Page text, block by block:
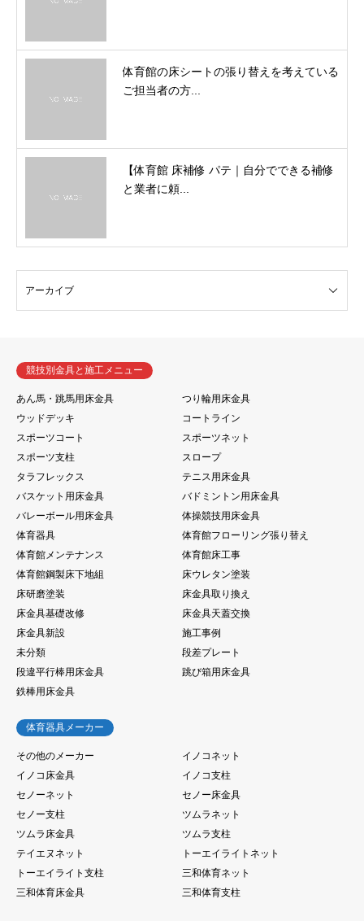
体育館の床シートの張り替えを考えている
ご担当者の方...
【体育館 床補修 パテ｜自分でできる補修
と業者に頼...
競技別金具と施工メニュー
あん馬・跳馬用床金具
つり輪用床金具
ウッドデッキ
コートライン
スポーツコート
スポーツネット
スポーツ支柱
スロープ
タラフレックス
テニス用床金具
バスケット用床金具
バドミントン用床金具
バレーボール用床金具
体操競技用床金具
体育器具
体育館フローリング張り替え
体育館メンテナンス
体育館床工事
体育館鋼製床下地組
床ウレタン塗装
床研磨塗装
床金具取り換え
床金具基礎改修
床金具天蓋交換
床金具新設
施工事例
未分類
段差プレート
段違平行棒用床金具
跳び箱用床金具
鉄棒用床金具
体育器具メーカー
その他のメーカー
イノコネット
イノコ床金具
イノコ支柱
セノーネット
セノー床金具
セノー支柱
ツムラネット
ツムラ床金具
ツムラ支柱
テイエヌネット
トーエイライトネット
トーエイライト支柱
三和体育ネット
三和体育床金具
三和体育支柱